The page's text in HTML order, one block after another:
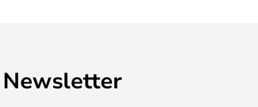
Newsletter